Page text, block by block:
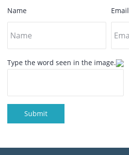
Name Email
Type the word seen in the image.
Submit